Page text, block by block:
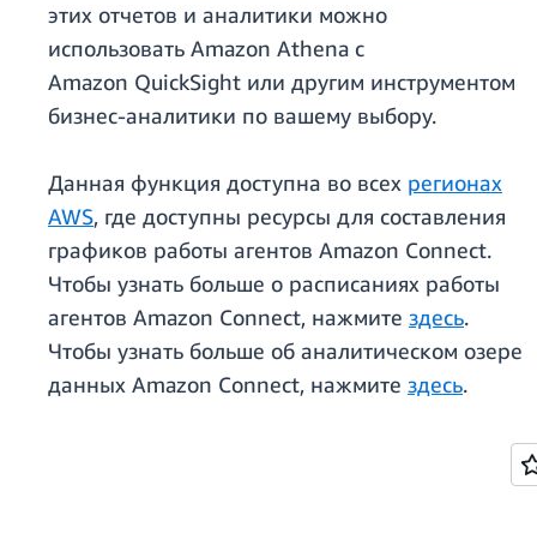
этих отчетов и аналитики можно
использовать Amazon Athena с
Amazon QuickSight или другим инструментом
бизнес-аналитики по вашему выбору.
Данная функция доступна во всех регионах
AWS, где доступны ресурсы для составления
графиков работы агентов Amazon Connect.
Чтобы узнать больше о расписаниях работы
агентов Amazon Connect, нажмите здесь.
Чтобы узнать больше об аналитическом озере
данных Amazon Connect, нажмите здесь.